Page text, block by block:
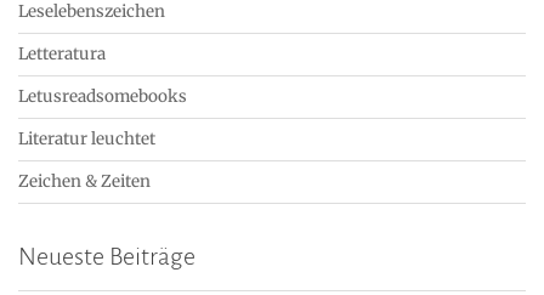
Leselebenszeichen
Letteratura
Letusreadsomebooks
Literatur leuchtet
Zeichen & Zeiten
Neueste Beiträge